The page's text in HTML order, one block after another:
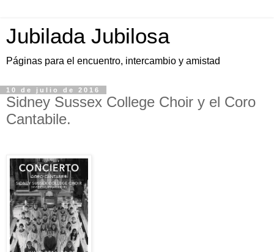
Jubilada Jubilosa
Páginas para el encuentro, intercambio y amistad
10 de julio de 2016
Sidney Sussex College Choir y el Coro
Cantabile.